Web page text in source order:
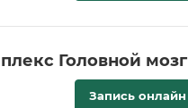
Головной мозг
Запись онлайн